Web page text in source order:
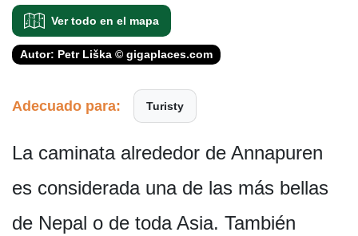
Ver todo en el mapa
Autor: Petr Liška © gigaplaces.com
Adecuado para: Turisty
La caminata alrededor de Annapuren
es considerada una de las más bellas
de Nepal o de toda Asia. También